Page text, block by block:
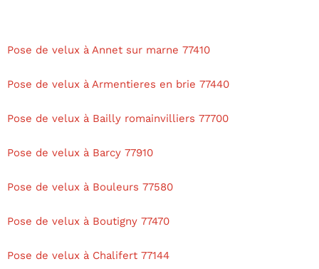
Pose de velux à Annet sur marne 77410
Pose de velux à Armentieres en brie 77440
Pose de velux à Bailly romainvilliers 77700
Pose de velux à Barcy 77910
Pose de velux à Bouleurs 77580
Pose de velux à Boutigny 77470
Pose de velux à Chalifert 77144